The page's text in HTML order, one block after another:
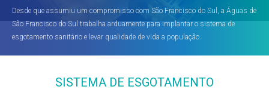
Desde que assumiu um compromisso com São Francisco do Sul, a Águas de
São Francisco do Sul trabalha arduamente para implantar o sistema de
esgotamento sanitário e levar qualidade de vida a população.
SISTEMA DE ESGOTAMENTO